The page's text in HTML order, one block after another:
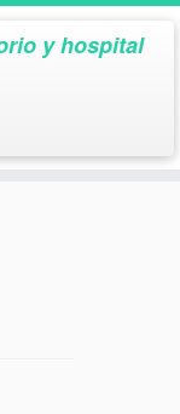
y hospital